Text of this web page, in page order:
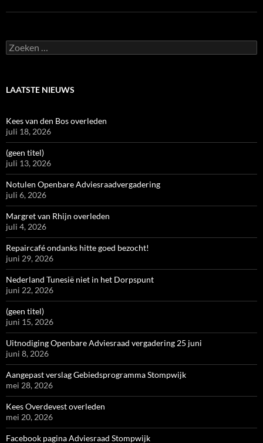
Zoeken
naar:
LAATSTE NIEUWS
Kees van den Bos overleden
juli 18, 2026
(geen titel)
juli 13, 2026
Notulen Openbare Adviesraadvergadering
juli 6, 2026
Margret van Rhijn overleden
juli 4, 2026
Repaircafé ondanks hitte goed bezocht!
juni 29, 2026
Nederland Tunesië niet in het Dorpspunt
juni 22, 2026
(geen titel)
juni 15, 2026
Uitnodiging Openbare Adviesraad vergadering 25 juni
juni 8, 2026
Aangepast verslag Gebiedsprogramma Stompwijk
mei 28, 2026
Kees Overdevest overleden
mei 20, 2026
Facebook pagina Adviesraad Stompwijk